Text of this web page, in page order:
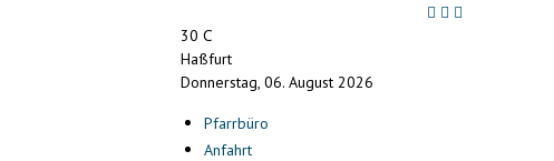
30 C
Haßfurt
Donnerstag, 06. August 2026
Pfarrbüro
Anfahrt